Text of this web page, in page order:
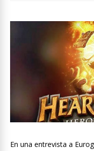
En una entrevista a